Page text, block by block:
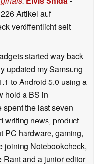
Artikel auf
veröffentlichtseit
started way back
updated my Samsung
to Android 5.0 using a
hold a BS in
spent the last seven
writing news, product
PC hardware, gaming,
joining Notebookcheck,
Rant and a junior editor